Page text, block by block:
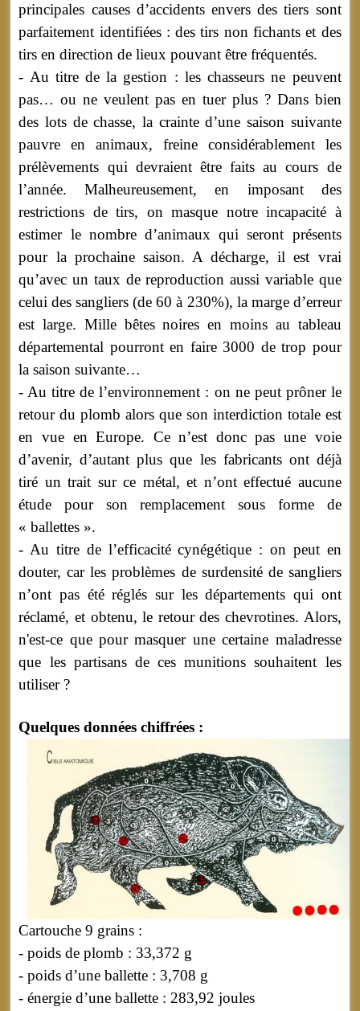
principales causes d’accidents envers des tiers sont
parfaitement identifiées : des tirs non fichants et des
tirs en direction de lieux pouvant être fréquentés.
- Au titre de la gestion : les chasseurs ne peuvent
pas… ou ne veulent pas en tuer plus ? Dans bien
des lots de chasse, la crainte d’une saison suivante
pauvre en animaux, freine considérablement les
prélèvements qui devraient être faits au cours de
l’année. Malheureusement, en imposant des
restrictions de tirs, on masque notre incapacité à
estimer le nombre d’animaux qui seront présents
pour la prochaine saison. A décharge, il est vrai
qu’avec un taux de reproduction aussi variable que
celui des sangliers (de 60 à 230%), la marge d’erreur
est large. Mille bêtes noires en moins au tableau
départemental pourront en faire 3000 de trop pour
la saison suivante…
- Au titre de l’environnement : on ne peut prôner le
retour du plomb alors que son interdiction totale est
en vue en Europe. Ce n’est donc pas une voie
d’avenir, d’autant plus que les fabricants ont déjà
tiré un trait sur ce métal, et n’ont effectué aucune
étude pour son remplacement sous forme de
« ballettes ».
- Au titre de l’efficacité cynégétique : on peut en
douter, car les problèmes de surdensité de sangliers
n’ont pas été réglés sur les départements qui ont
réclamé, et obtenu, le retour des chevrotines. Alors,
n'est-ce que pour masquer une certaine maladresse
que les partisans de ces munitions souhaitent les
utiliser ?
Quelques données chiffrées :
Cartouche 9 grains :
- poids de plomb : 33,372 g
- poids d’une ballette : 3,708 g
- énergie d’une ballette : 283,92 joules